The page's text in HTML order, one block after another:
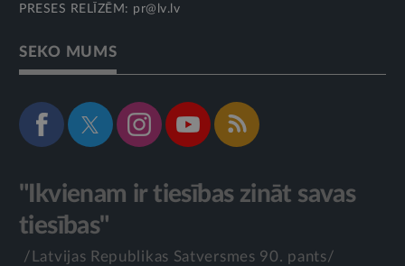
PRESES RELĪZĒM: pr@lv.lv
SEKO MUMS
"Ikvienam ir tiesības zināt savas
tiesības"
/Latvijas Republikas Satversmes 90. pants/